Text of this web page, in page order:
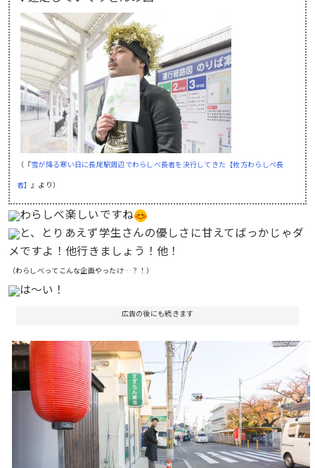
（『雪が降る寒い日に長尾駅周辺でわらしべ長者を決行してきた【枚方わらしべ長
者】 』より）
わらしべ楽しいですね
と、とりあえず学生さんの優しさに甘えてばっかじゃダ
メですよ！他行きましょう！他！
（わらしべってこんな企画やったけ…？！）
は〜い！
広告の後にも続きます